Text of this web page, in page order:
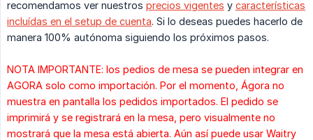
recomendamos ver nuestros precios vigentes y características
incluídas en el setup de cuenta. Si lo deseas puedes hacerlo de
manera 100% autónoma siguiendo los próximos pasos.
NOTA IMPORTANTE: los pedios de mesa se pueden integrar en
AGORA solo como importación. Por el momento, Ágora no
muestra en pantalla los pedidos importados. El pedido se
imprimirá y se registrará en la mesa, pero visualmente no
mostrará que la mesa está abierta. Aún así puede usar Waitry